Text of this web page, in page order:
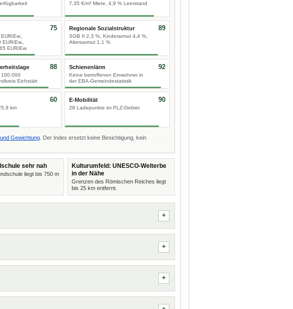
7,35 €/m² Miete, 4,9 % Leerstand
Ew.,
Ew.,
EUR/Ew.
75 Regionale Sozialstruktur
SGB II 2,3 %, Kinderarmut 4,4 %,
Altersarmut 1,1 %
89
100.000
Eichstätt
88 Schienenlärm
Keine betroffenen Einwohner in
der EBA-Gemeindestatistik
92
km
60 E-Mobilität
28 Ladepunkte im PLZ-Gebiet
90
Gewichtung . Der Index ersetzt keine Besichtigung, kein
sehr nah
liegt bis 750 m
Kulturumfeld: UNESCO-Welterbe
in der Nähe
Grenzen des Römischen Reiches liegt
bis 25 km entfernt.